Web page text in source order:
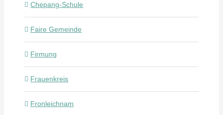
Chepang-Schule
Faire Gemeinde
Firmung
Frauenkreis
Fronleichnam